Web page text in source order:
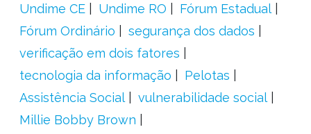
Undime CE
Undime RO
Fórum Estadual
Fórum Ordinário
segurança dos dados
verificação em dois fatores
tecnologia da informação
Pelotas
Assistência Social
vulnerabilidade social
Millie Bobby Brown